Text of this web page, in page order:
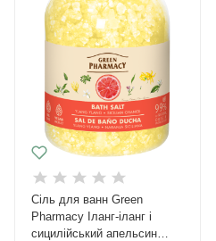
Сіль для ванн Green
Pharmacy Іланг-іланг і
сицилійський апельсин